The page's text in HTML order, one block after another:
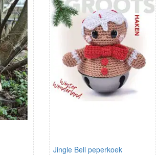
Jingle Bell peperkoek